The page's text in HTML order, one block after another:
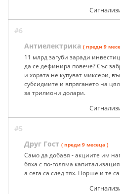
#6
Антиелектрика ( преди 9
11 млрд загуби заради
да се дефинира повече? Със
и хората не купуват миксери,
субсидиите и впрягането на
за трилиони долари.
#5
Друг Гост ( преди 9 месеца )
Само да добавя - акциите им
бяха с по-голяма
а сега са след тях. Порше и те